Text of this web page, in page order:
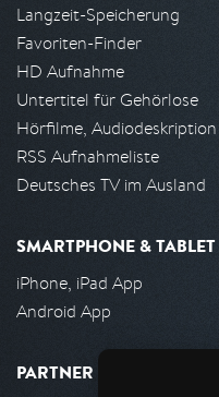
Langzeit-Speicherung
Favoriten-Finder
HD Aufnahme
Untertitel für Gehörlose
Hörfilme, Audiodeskription
RSS Aufnahmeliste
Deutsches TV im Ausland
SMARTPHONE & TABLET
iPhone, iPad App
Android App
PARTNER